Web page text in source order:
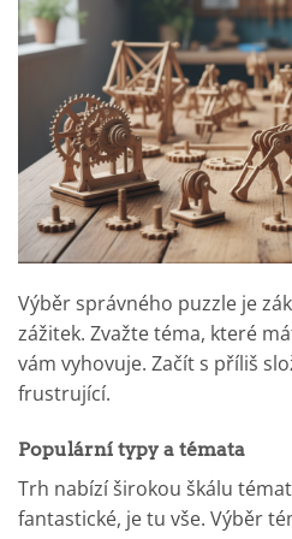
Výběr správného puzzle je
zážitek. Zvažte téma, které
vám vyhovuje. Začít s příliš
frustrující.
Populární typy a témata
Trh nabízí širokou škálu
fantastické, je tu vše. Výběr